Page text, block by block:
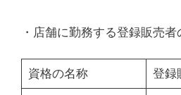
・店舗に勤務する登録販売
資格の名称 登録